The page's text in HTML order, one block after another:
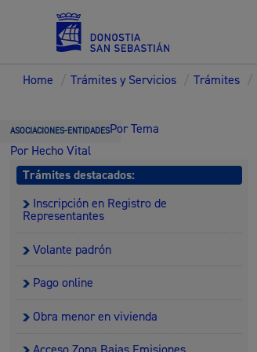
Servicios
Home / Trámites y Servicios / Trámites /
ASOCIACIONES-ENTIDADESPor Tema
Por Hecho Vital
Trámites destacados:
Inscripción en Registro de
Representantes
Volante padrón
Pago online
Obra menor en vivienda